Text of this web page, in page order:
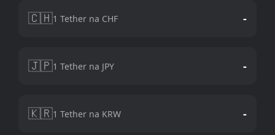
🇨🇭1 Tether na CHF -
🇯🇵1 Tether na JPY -
🇰🇷1 Tether na KRW -